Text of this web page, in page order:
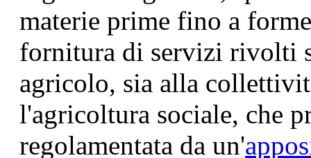
materie prime fino a
fornitura di servizi rivolti
agricolo, sia alla
l'agricoltura sociale, che
regolamentata da un'